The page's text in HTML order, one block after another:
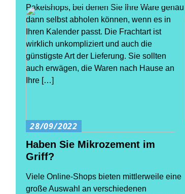
Paketshops, bei denen Sie Ihre Ware genau
dann selbst abholen können, wenn es in
Ihren Kalender passt. Die Frachtart ist
wirklich unkompliziert und auch die
günstigste Art der Lieferung. Sie sollten
auch erwägen, die Waren nach Hause an
Ihre […]
28/09/2022
Haben Sie Mikrozement im
Griff?
Viele Online-Shops bieten mittlerweile eine
große Auswahl an verschiedenen